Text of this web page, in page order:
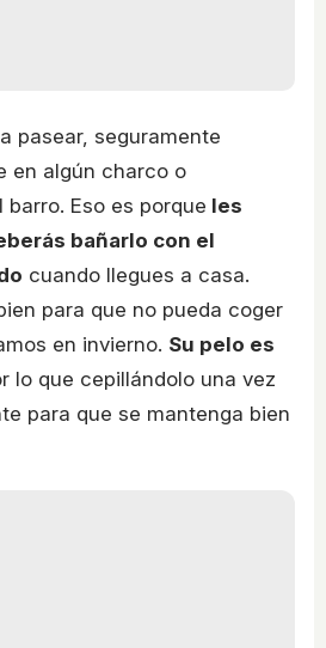
pasear, seguramente
en algún charco o
Eso es porque les
bañarlo con el
cuando llegues a casa.
para que no pueda coger
en invierno. Su pelo es
lo que cepillándolo una vez
para que se mantenga bien